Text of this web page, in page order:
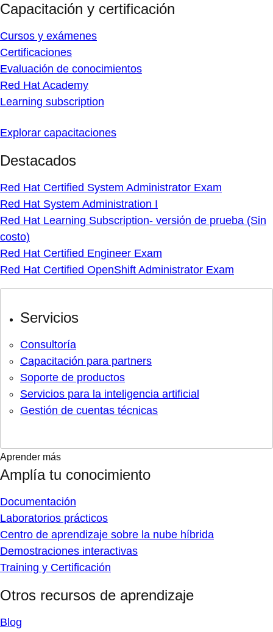
Capacitación y certificación
Cursos y exámenes
Certificaciones
Evaluación de conocimientos
Red Hat Academy
Learning subscription
Explorar capacitaciones
Destacados
Red Hat Certified System Administrator Exam
Red Hat System Administration I
Red Hat Learning Subscription- versión de prueba (Sin
costo)
Red Hat Certified Engineer Exam
Red Hat Certified OpenShift Administrator Exam
Servicios
Consultoría
Capacitación para partners
Soporte de productos
Servicios para la inteligencia artificial
Gestión de cuentas técnicas
Aprender más
Amplía tu conocimiento
Documentación
Laboratorios prácticos
Centro de aprendizaje sobre la nube híbrida
Demostraciones interactivas
Training y Certificación
Otros recursos de aprendizaje
Blog